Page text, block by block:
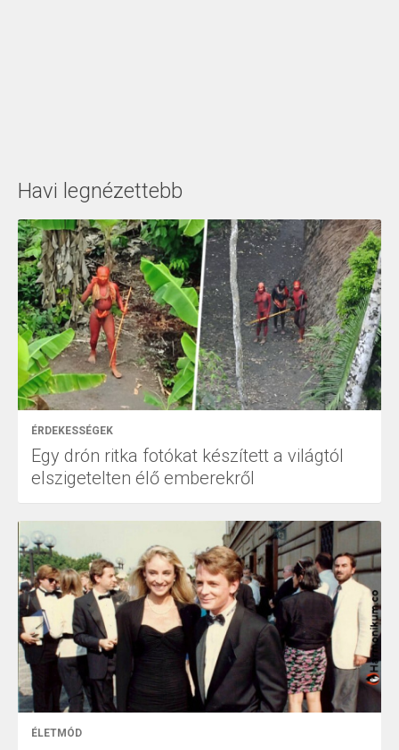
Havi legnézettebb
ÉRDEKESSÉGEK
Egy drón ritka fotókat készített a világtól
elszigetelten élő emberekről
ÉLETMÓD